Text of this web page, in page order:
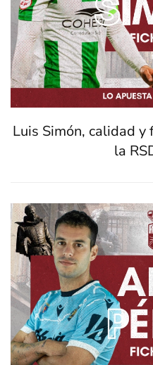
Luis Simón, calidad
la